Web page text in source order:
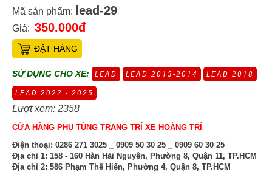
Mã sản phẩm: lead-29
Giá: 350.000đ
ĐẶT HÀNG
SỬ DỤNG CHO XE: LEAD LEAD 2013-2014 LEAD 2018
LEAD 2022 - 2025
Lượt xem: 2358
CỬA HÀNG PHỤ TÙNG TRANG TRÍ XE HOÀNG TRÍ
Điện thoại: 0286 271 3025 _ 0909 50 30 25 _ 0909 60 30 25
Địa chỉ 1: 158 - 160 Hàn Hải Nguyên, Phường 8, Quận 11, TP.HCM
Địa chỉ 2: 586 Phạm Thế Hiển, Phường 4, Quận 8, TP.HCM